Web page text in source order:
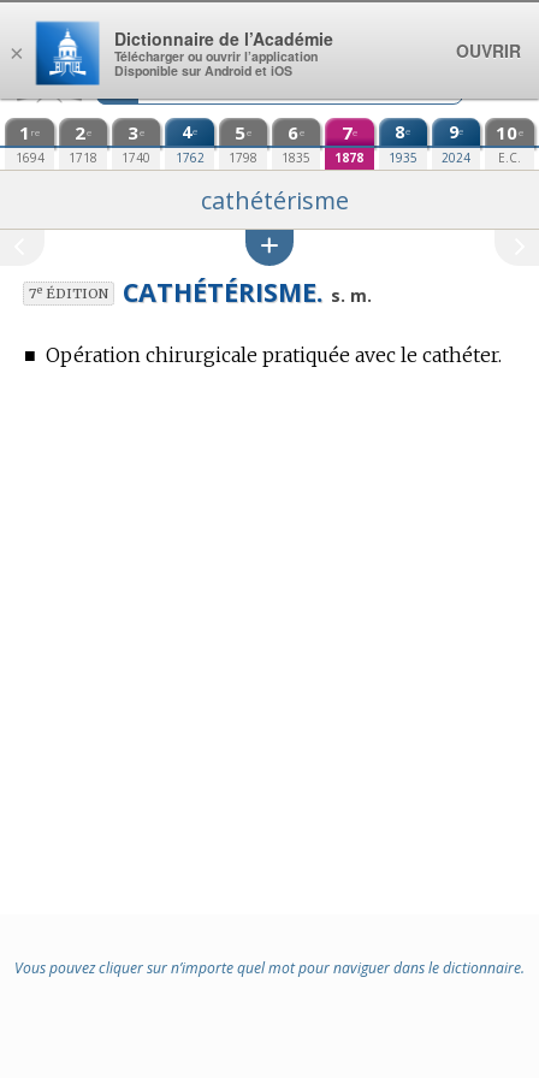
Aller au contenu
1 re
1694
2e
1718
3e
1740
4e
1762
5e
1798
6e
1835
7e
1878
8e
1935
9e
2024
10e
E.C.
cathétérisme
7eÉDITION CATHÉTÉRISME. s. m.
■ Opération chirurgicale pratiquée avec le cathéter.
Vous pouvez cliquer sur n’importe quel mot pour naviguer dans le dictionnaire.
×
Dictionnaire de l’Académie
Télécharger ou ouvrir l’application
Disponible sur Android et iOS
OUVRIR